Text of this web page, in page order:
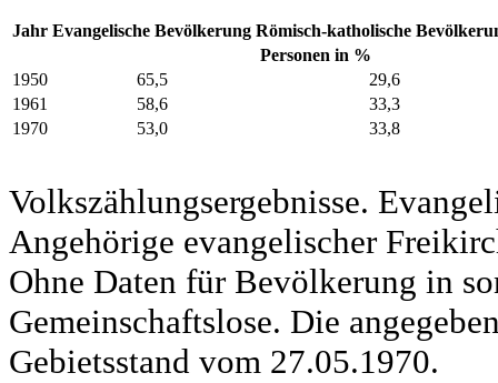
Jahr Evangelische Bevölkerung Römisch-katholische
Personen in %
1950
65,5
29,6
1961
58,6
33,3
1970
53,0 33,8
Volkszählungsergebnisse.
Angehörige evangelischer
Ohne Daten für Bevölkerung in
Gemeinschaftslose. Die
Gebietsstand vom 27.05.1970.